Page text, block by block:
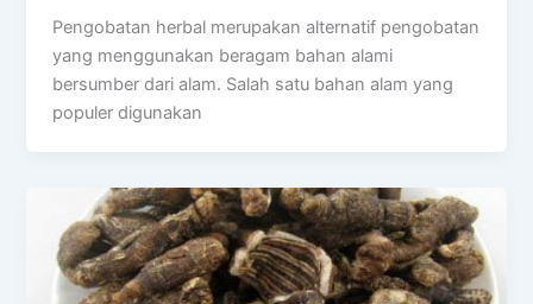
Pengobatan herbal merupakan alternatif pengobatan
yang menggunakan beragam bahan alami
bersumber dari alam. Salah satu bahan alam yang
populer digunakan